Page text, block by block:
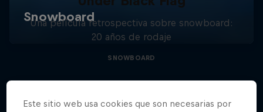
Una película retrospectiva sobre snowboard:
20 años de rodaje
SNOWBOARD
Este sitio web usa cookies que son necesarias por